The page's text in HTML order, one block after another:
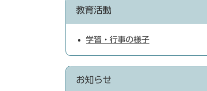
教育活動
学習・行事の様子
お知らせ